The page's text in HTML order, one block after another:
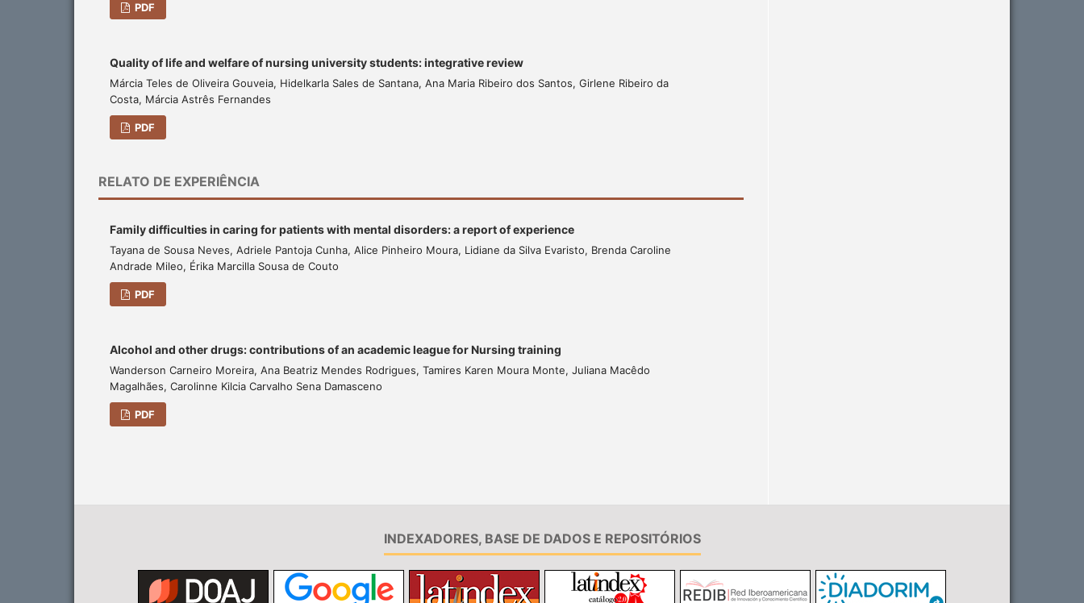
PDF
Quality of life and welfare of nursing university students: integrative review
Márcia Teles de Oliveira Gouveia, Hidelkarla Sales de Santana, Ana Maria Ribeiro dos Santos, Girlene Ribeiro da
Costa, Márcia Astrês Fernandes
PDF
RELATO DE EXPERIÊNCIA
Family difficulties in caring for patients with mental disorders: a report of experience
Tayana de Sousa Neves, Adriele Pantoja Cunha, Alice Pinheiro Moura, Lidiane da Silva Evaristo, Brenda Caroline
Andrade Mileo, Érika Marcilla Sousa de Couto
PDF
Alcohol and other drugs: contributions of an academic league for Nursing training
Wanderson Carneiro Moreira, Ana Beatriz Mendes Rodrigues, Tamires Karen Moura Monte, Juliana Macêdo
Magalhães, Carolinne Kilcia Carvalho Sena Damasceno
PDF
INDEXADORES, BASE DE DADOS E REPOSITÓRIOS